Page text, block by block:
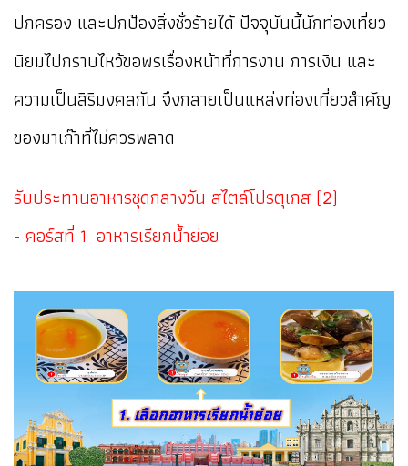
ปกครอง และปกป้องสิ่งชั่วร้ายได้ ปัจจุบันนี้นักท่องเที่ยว
นิยมไปกราบไหว้ขอพรเรื่องหน้าที่การงาน การเงิน และ
ความเป็นสิริมงคลกัน จึงกลายเป็นแหล่งท่องเที่ยวสำคัญ
ของมาเก๊าที่ไม่ควรพลาด
รับประทานอาหารชุดกลางวัน สไตล์โปรตุเกส (2)
- คอร์สที่ 1 อาหารเรียกน้ำย่อย